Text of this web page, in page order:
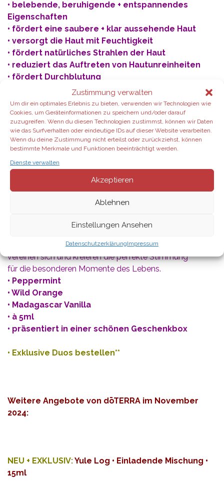
Zustimmung verwalten
Um dir ein optimales Erlebnis zu bieten, verwenden wir Technologien wie
Cookies, um Geräteinformationen zu speichern und/oder darauf
zuzugreifen. Wenn du diesen Technologien zustimmst, können wir Daten
wie das Surfverhalten oder eindeutige IDs auf dieser Website verarbeiten.
Wenn du deine Zustimmung nicht erteilst oder zurückziehst, können
bestimmte Merkmale und Funktionen beeinträchtigt werden.
Dienste verwalten
Akzeptieren
Ablehnen
Einstellungen Ansehen
DatenschutzerklärungImpressum
• belebende, beruhigende + entspannendes
Eigenschaften
• fördert eine saubere + klar aussehende Haut
• versorgt die Haut mit Feuchtigkeit
• fördert natürliches Strahlen der Haut
• reduziert das Auftreten von Hautunreinheiten
• fördert Durchblutung
Gua Sha Stein aus Rosenquarz:
Größe: 9,2cm x 6,5cm x 0,7cm
Yarrow|Pom + Gua Sha Stein aus Rosenquarz sind in
schöner dōTERRA-Geschenkbox verpackt.
•Exklusive Duos bestellen**
EXKLUSIVES DUO: Trio für Wohlfühlmomente
Wilde Orange, frische Minze und warme Vanilleschoten
vereinen sich und kreieren die perfekte Stimmung
für die besonderen Momente des Lebens.
• Peppermint
• Wild Orange
• Madagascar Vanilla
• à 5ml
• präsentiert in einer schönen Geschenkbox
• Exklusive Duos bestellen**
Weitere Angebote von dōTERRA im November
2024:
NEU + EXKLUSIV:Yule Log • Einladende Mischung •
15ml